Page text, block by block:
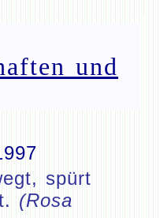
und
spürt
(Rosa